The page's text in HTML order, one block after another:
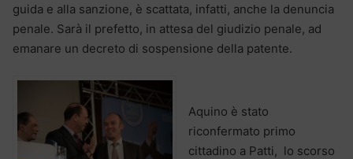
guida e alla sanzione, è scattata, infatti, anche la denuncia
penale. Sarà il prefetto, in attesa del giudizio penale, ad
emanare un decreto di sospensione della patente.
Aquino è stato
riconfermato primo
cittadino a Patti, lo scorso